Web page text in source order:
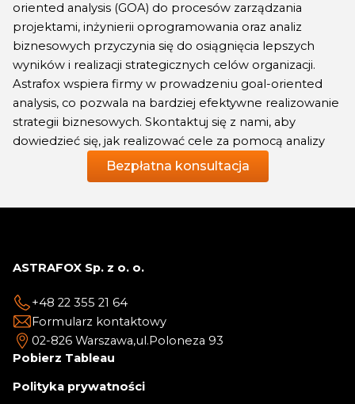
oriented analysis (GOA) do procesów zarządzania
projektami, inżynierii oprogramowania oraz analiz
biznesowych przyczynia się do osiągnięcia lepszych
wyników i realizacji strategicznych celów organizacji.
Astrafox wspiera firmy w prowadzeniu goal-oriented
analysis, co pozwala na bardziej efektywne realizowanie
strategii biznesowych. Skontaktuj się z nami, aby
dowiedzieć się, jak realizować cele za pomocą analizy
Bezpłatna konsultacja
ASTRAFOX Sp. z o. o.
+48 22 355 21 64
Formularz kontaktowy
02-826 Warszawa,ul.Poloneza 93
Pobierz Tableau
Polityka prywatności